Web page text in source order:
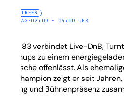
ELECTREES
SONNTAG • 02:00 – 04:00 UHR
Eskei83 verbindet Live-DnB,
Mashups zu einem
Wünsche offenlässt. Als
DJ Champion zeigt er seit
Timing und Bühnenpräsenz